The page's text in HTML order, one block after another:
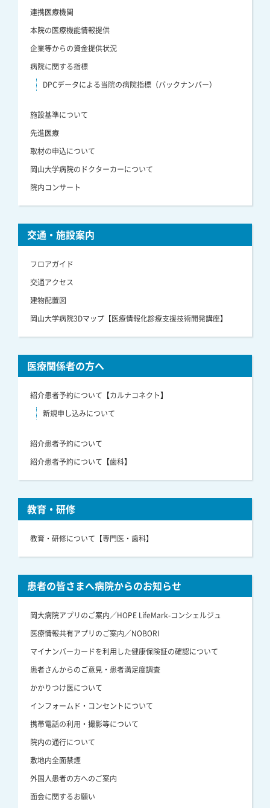
連携医療機関
本院の医療機能情報提供
企業等からの資金提供状況
病院に関する指標
DPCデータによる当院の病院指標（バックナンバー）
施設基準について
先進医療
取材の申込について
岡山大学病院のドクターカーについて
院内コンサート
交通・施設案内
フロアガイド
交通アクセス
建物配置図
岡山大学病院3Dマップ【医療情報化診療支援技術開発講座】
医療関係者の方へ
紹介患者予約について【カルナコネクト】
新規申し込みについて
紹介患者予約について
紹介患者予約について【歯科】
教育・研修
教育・研修について【専門医・歯科】
患者の皆さまへ病院からのお知らせ
岡大病院アプリのご案内／HOPE LifeMark-コンシェルジュ
医療情報共有アプリのご案内／NOBORI
マイナンバーカードを利用した健康保険証の確認について
患者さんからのご意見・患者満足度調査
かかりつけ医について
インフォームド・コンセントについて
携帯電話の利用・撮影等について
院内の通行について
敷地内全面禁煙
外国人患者の方へのご案内
面会に関するお願い